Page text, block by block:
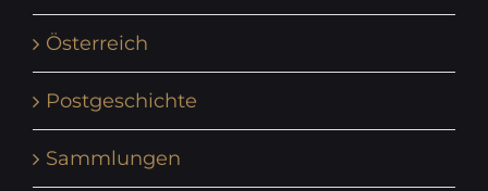
Österreich
Postgeschichte
Sammlungen